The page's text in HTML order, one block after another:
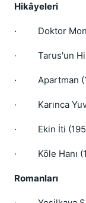
Hikâyeleri
· Doktor
· Tarus'un
· Apartman
· Karınca
· Ekin İti
· Köle Hanı
Romanları